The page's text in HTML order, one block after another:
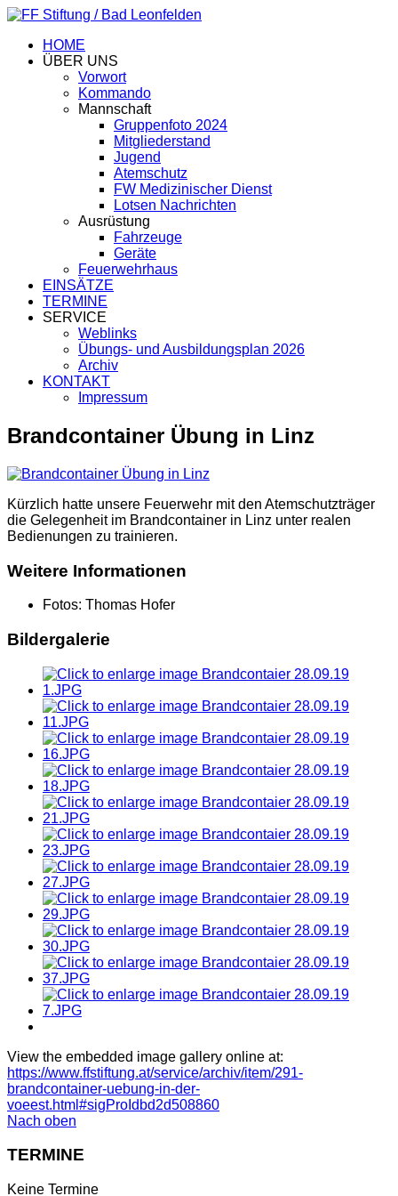
HOME
ÜBER UNS
Vorwort
Kommando
Mannschaft
Gruppenfoto 2024
Mitgliederstand
Jugend
Atemschutz
FW Medizinischer Dienst
Lotsen Nachrichten
Ausrüstung
Fahrzeuge
Geräte
Feuerwehrhaus
EINSÄTZE
TERMINE
SERVICE
Weblinks
Übungs- und Ausbildungsplan 2026
Archiv
KONTAKT
Impressum
Brandcontainer Übung in Linz
Kürzlich hatte unsere Feuerwehr mit den Atemschutzträger
die Gelegenheit im Brandcontainer in Linz unter realen
Bedienungen zu trainieren.
Weitere Informationen
Fotos: Thomas Hofer
Bildergalerie
View the embedded image gallery online at:
https://www.ffstiftung.at/service/archiv/item/291-
brandcontainer-uebung-in-der-
voeest.html#sigProIdbd2d508860
Nach oben
TERMINE
Keine Termine